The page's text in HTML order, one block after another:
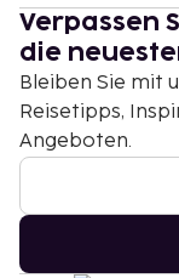
Verpassen
die
Bleiben Sie mit
Reisetipps,
Angeboten.